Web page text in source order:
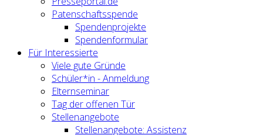
Patenschaftsspende
Spendenprojekte
Spendenformular
Für Interessierte
Viele gute Gründe
Schüler*in - Anmeldung
Elternseminar
Tag der offenen Tür
Stellenangebote
Stellenangebote: Assistenz